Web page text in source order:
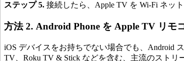
ステップ 5. 接続したら、Apple TV を Wi-Fi ネッ
方法 2. Android Phone を Apple TV リモ
iOS デバイスをお持ちでない場合でも、Android
TV、Roku TV & Stick などを含む、主流のスト